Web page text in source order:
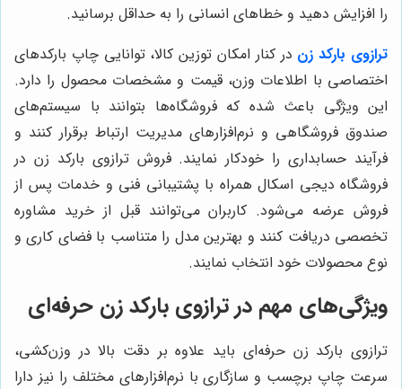
را افزایش دهید و خطاهای انسانی را به حداقل برسانید.
ترازوی بارکد زن در کنار امکان توزین کالا، توانایی چاپ بارکدهای
اختصاصی با اطلاعات وزن، قیمت و مشخصات محصول را دارد.
این ویژگی باعث شده که فروشگاه‌ها بتوانند با سیستم‌های
صندوق فروشگاهی و نرم‌افزارهای مدیریت ارتباط برقرار کنند و
فرآیند حسابداری را خودکار نمایند. فروش ترازوی بارکد زن در
فروشگاه دیجی اسکال همراه با پشتیبانی فنی و خدمات پس از
فروش عرضه می‌شود. کاربران می‌توانند قبل از خرید مشاوره
تخصصی دریافت کنند و بهترین مدل را متناسب با فضای کاری و
نوع محصولات خود انتخاب نمایند.
ویژگی‌های مهم در ترازوی بارکد زن حرفه‌ای
ترازوی بارکد زن حرفه‌ای باید علاوه بر دقت بالا در وزن‌کشی،
سرعت چاپ برچسب و سازگاری با نرم‌افزارهای مختلف را نیز دارا